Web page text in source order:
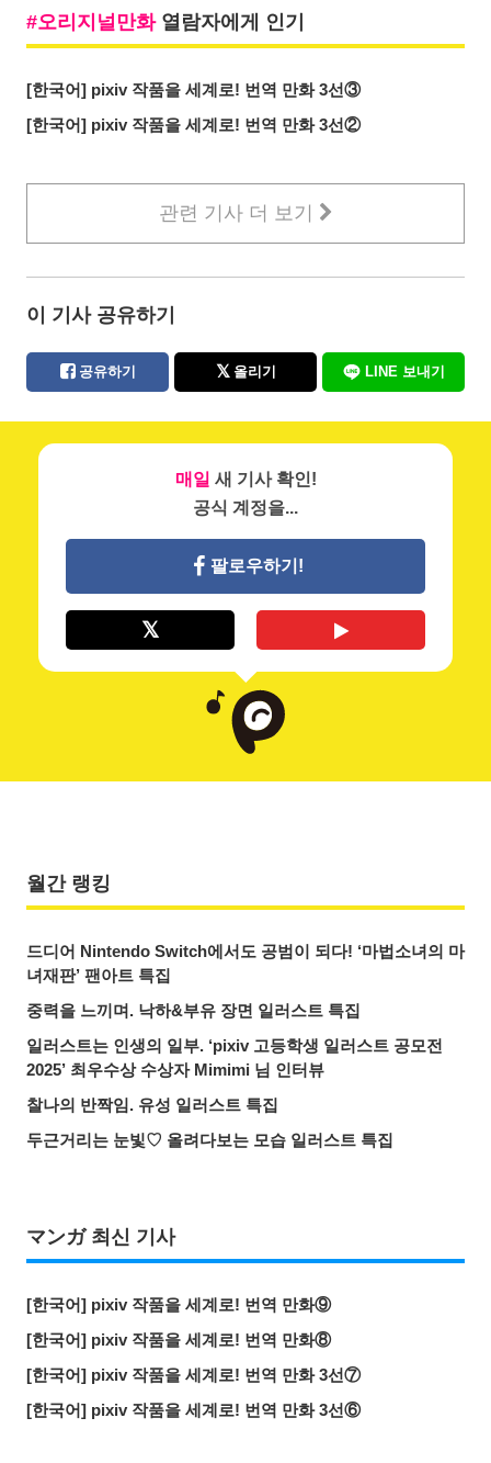
오리지널만화열람자에게 인기
[한국어] pixiv 작품을 세계로! 번역 만화 3선③
[한국어] pixiv 작품을 세계로! 번역 만화 3선②
관련 기사 더 보기
이 기사 공유하기
공유하기 올리기 LINE 보내기
매일 새 기사 확인!
공식 계정을...
팔로우하기!
월간 랭킹
드디어 Nintendo Switch에서도 공범이 되다! ‘마법소녀의 마
녀재판’ 팬아트 특집
중력을 느끼며. 낙하&부유 장면 일러스트 특집
일러스트는 인생의 일부. ‘pixiv 고등학생 일러스트 공모전
2025’ 최우수상 수상자 Mimimi 님 인터뷰
찰나의 반짝임. 유성 일러스트 특집
두근거리는 눈빛♡ 올려다보는 모습 일러스트 특집
マンガ 최신 기사
[한국어] pixiv 작품을 세계로! 번역 만화⑨
[한국어] pixiv 작품을 세계로! 번역 만화⑧
[한국어] pixiv 작품을 세계로! 번역 만화 3선⑦
[한국어] pixiv 작품을 세계로! 번역 만화 3선⑥